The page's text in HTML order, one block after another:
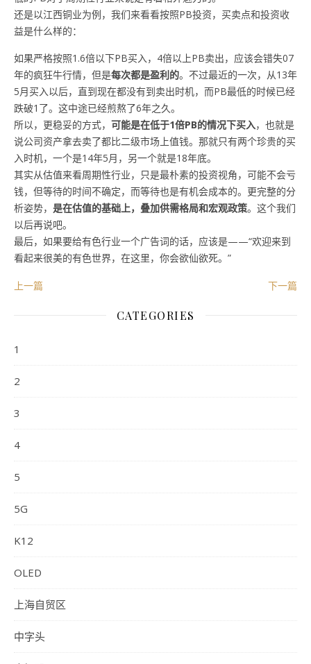
还是以江西铜业为例，我们来看看按照PB投资，买卖点和投资收
益是什么样的：
如果严格按照1.6倍以下PB买入，4倍以上PB卖出，应该会错失07
年的疯狂牛行情，但是每次都是盈利的。不过最近的一次，从13年
5月买入以后，直到现在都没有到卖出时机，而PB最低的时候已经
跌破1了。这中途已经煎熬了6年之久。
所以，更稳妥的方式， 可能是在低于1倍PB的情况下买入，也就是
说公司资产拿去卖了都比二级市场上值钱。那就只有两个珍贵的买
入时机，一个是14年5月，另一个就是18年底。
其实从估值来看周期性行业，只是最朴素的投资视角，可能不会亏
钱，但等待的时间不确定，而等待也是有机会成本的。更完整的分
析姿势， 是在估值的基础上，叠加供需格局和宏观政策。这个我们
以后再说吧。
最后，如果要给有色行业一个广告词的话，应该是——“欢迎来到
看起来很美的有色世界，在这里，你会欲仙欲死。”
上一篇 下一篇
CATEGORIES
1
2
3
4
5
5G
K12
OLED
上海自贸区
中字头